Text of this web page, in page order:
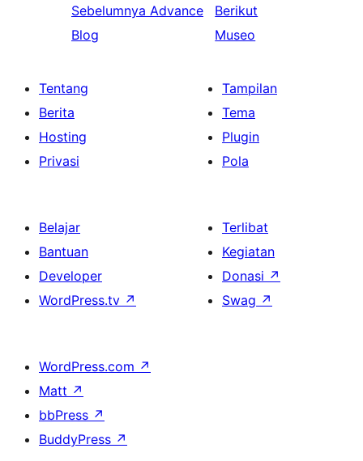
Sebelumnya Advance
Blog
Berikut
Museo
Tentang
Berita
Hosting
Privasi
Tampilan
Tema
Plugin
Pola
Belajar
Bantuan
Developer
WordPress.tv ↗
Terlibat
Kegiatan
Donasi ↗
Swag ↗
WordPress.com ↗
Matt ↗
bbPress ↗
BuddyPress ↗